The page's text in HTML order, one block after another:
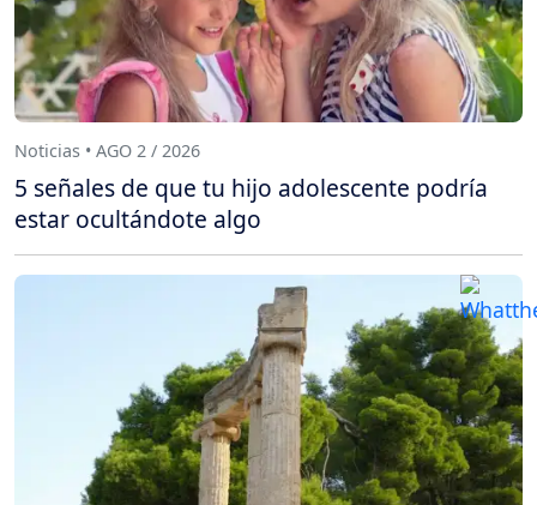
Noticias • AGO 2 / 2026
5 señales de que tu hijo adolescente podría
estar ocultándote algo